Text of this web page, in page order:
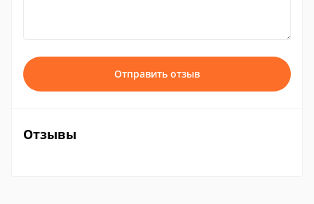
Отправить отзыв
Отзывы